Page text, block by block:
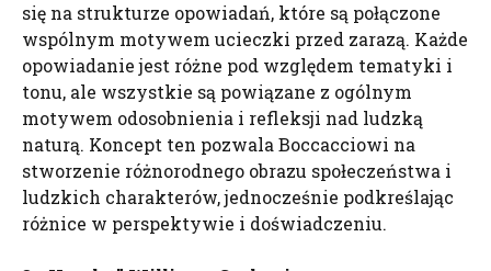
się na strukturze opowiadań, które są połączone
wspólnym motywem ucieczki przed zarazą. Każde
opowiadanie jest różne pod względem tematyki i
tonu, ale wszystkie są powiązane z ogólnym
motywem odosobnienia i refleksji nad ludzką
naturą. Koncept ten pozwala Boccacciowi na
stworzenie różnorodnego obrazu społeczeństwa i
ludzkich charakterów, jednocześnie podkreślając
różnice w perspektywie i doświadczeniu.